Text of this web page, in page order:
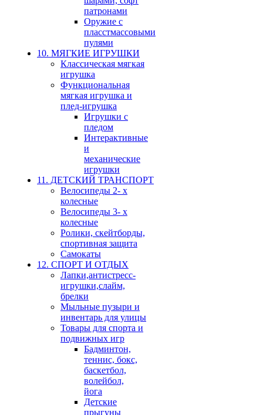
патронами
Оружие с
пласстмассовыми
пулями
10. МЯГКИЕ ИГРУШКИ
Классическая мягкая
игрушка
Функциональная
мягкая игрушка и
плед-игрушка
Игрушки с
пледом
Интерактивные
и
механические
игрушки
11. ДЕТСКИЙ ТРАНСПОРТ
Велосипеды 2- х
колесные
Велосипеды 3- х
колесные
Ролики, скейтборды,
спортивная защита
Самокаты
12. СПОРТ И ОТДЫХ
Лапки,антистресс-
игрушки,слайм,
брелки
Мыльные пузыри и
инвентарь для улицы
Товары для спорта и
подвижных игр
Бадминтон,
теннис, бокс,
баскетбол,
волейбол,
йога
Детские
прыгуны